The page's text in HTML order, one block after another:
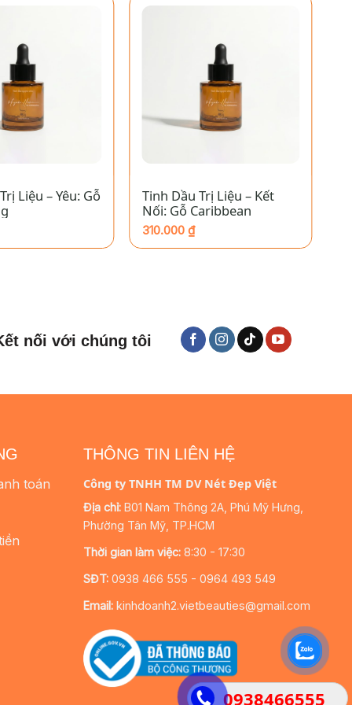
0938466555
Liệu – Yêu: Gỗ
Tinh Dầu Trị Liệu – Kết
Nối: Gỗ Caribbean
310.000 ₫
nối với chúng tôi
toán
THÔNG TIN LIÊN HỆ
Công ty TNHH TM DV Nét Đẹp Việt
Địa chỉ:B01 Nam Thông 2A, Phú Mỹ Hưng,
Phường Tân Mỹ, TP.HCM
Thời gian làm việc: 8:30 - 17:30
SĐT: 0938 466 555 - 0964 493 549
Email: kinhdoanh2.vietbeauties@gmail.com